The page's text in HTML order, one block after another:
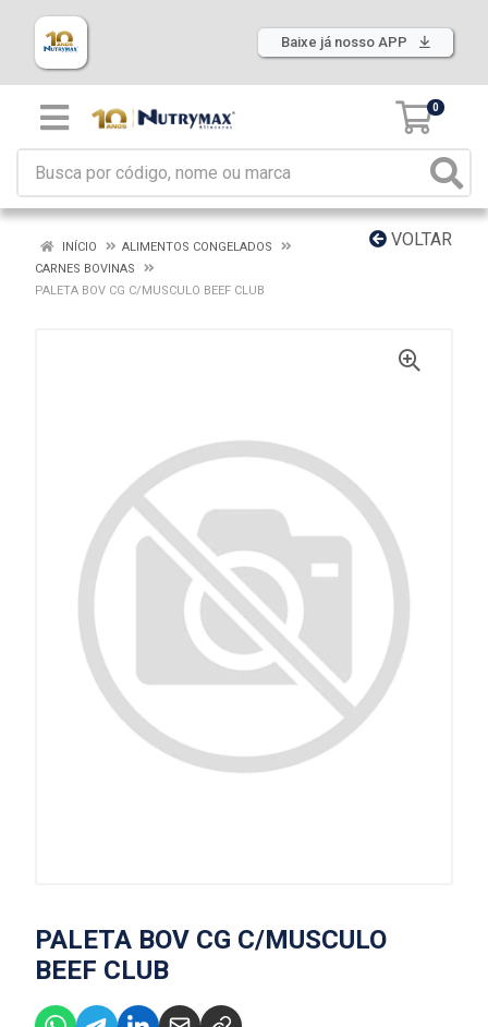
Baixe já nosso APP
0
VOLTAR
INÍCIO
ALIMENTOS CONGELADOS
CARNES BOVINAS
PALETA BOV CG C/MUSCULO BEEF CLUB
PALETA BOV CG C/MUSCULO
BEEF CLUB